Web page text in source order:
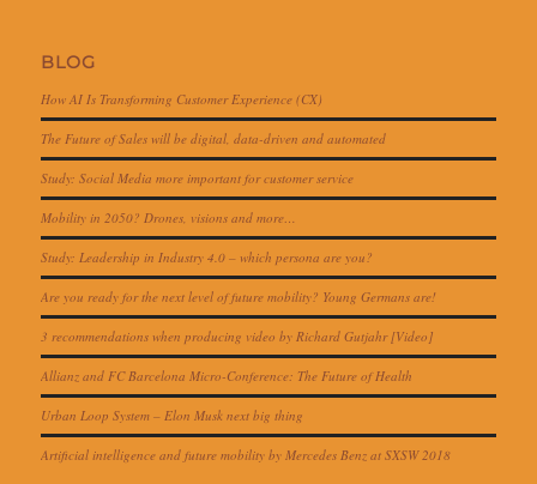
BLOG
How AI Is Transforming Customer Experience (CX)
The Future of Sales will be digital, data-driven and automated
Study: Social Media more important for customer service
Mobility in 2050? Drones, visions and more…
Study: Leadership in Industry 4.0 – which persona are you?
Are you ready for the next level of future mobility? Young Germans are!
3 recommendations when producing video by Richard Gutjahr [Video]
Allianz and FC Barcelona Micro-Conference: The Future of Health
Urban Loop System – Elon Musk next big thing
Artificial intelligence and future mobility by Mercedes Benz at SXSW 2018